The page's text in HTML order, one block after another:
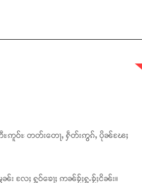
ႊတီႊဢူဝ်ႊ တတ်းတေႃႇ ႁဵတ်းဢွၵ်ႇ ပိုၼ်ၽႄႈ
မွၼ်း လႄႈ ႁူဝ်ၶေႃႈ ဢၼ်ၶႂ်ႈႁူႉၶႂ်ႈငိၼ်း။